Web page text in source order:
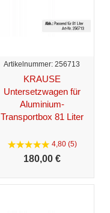
Artikelnummer: 256713
KRAUSE
Untersetzwagen für
Aluminium-
Transportbox 81 Liter
4,80 (5)
180,00 €